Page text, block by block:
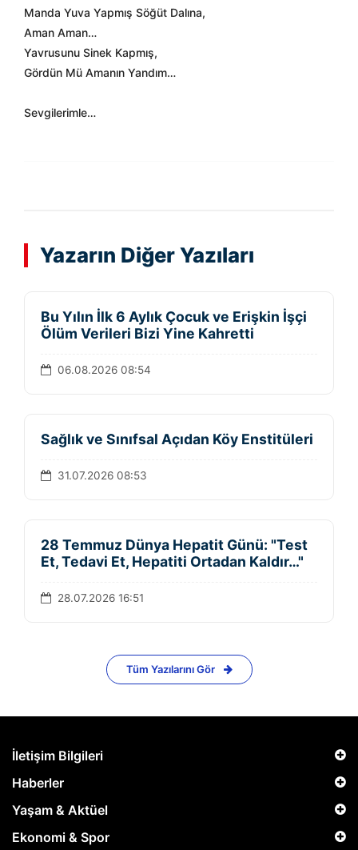
Manda Yuva Yapmış Söğüt Dalına,
Aman Aman…
Yavrusunu Sinek Kapmış,
Gördün Mü Amanın Yandım…
Sevgilerimle…
Yazarın Diğer Yazıları
Bu Yılın İlk 6 Aylık Çocuk ve Erişkin İşçi
Ölüm Verileri Bizi Yine Kahretti
06.08.2026 08:54
Sağlık ve Sınıfsal Açıdan Köy Enstitüleri
31.07.2026 08:53
28 Temmuz Dünya Hepatit Günü: "Test
Et, Tedavi Et, Hepatiti Ortadan Kaldır…"
28.07.2026 16:51
Tüm Yazılarını Gör
İletişim Bilgileri
Haberler
Yaşam & Aktüel
Ekonomi & Spor